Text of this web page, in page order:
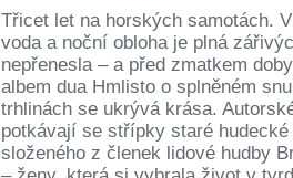
Třicet let na horských samotách.
voda a noční obloha je plná
nepřenesla – a před zmatkem
albem dua Hmlisto o splněném
trhlinách se ukrývá krása.
potkávají se střípky staré
složeného z členek lidové hudby